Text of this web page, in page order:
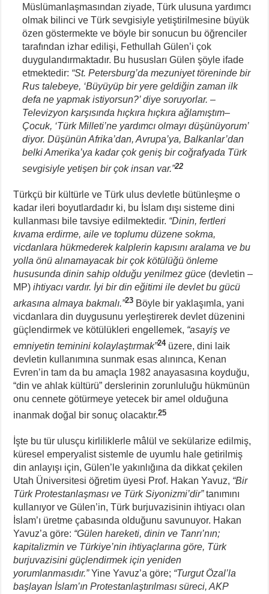
Müslümanlaşmasından ziyade, Türk ulusuna yardımcı
olmak bilinci ve Türk sevgisiyle yetiştirilmesine büyük
özen göstermekte ve böyle bir sonucun bu öğrenciler
tarafından izhar edilişi, Fethullah Gülen’i çok
duygulandırmaktadır. Bu hususları Gülen şöyle ifade
etmektedir: “St. Petersburg’da mezuniyet töreninde bir
Rus talebeye, ‘Büyüyüp bir yere geldiğin zaman ilk
defa ne yapmak istiyorsun?’ diye soruyorlar. –
Televizyon karşısında hıçkıra hıçkıra ağlamıştım–
Çocuk, ‘Türk Milleti’ne yardımcı olmayı düşünüyorum’
diyor. Düşünün Afrika’dan, Avrupa’ya, Balkanlar’dan
belki Amerika’ya kadar çok geniş bir coğrafyada Türk
sevgisiyle yetişen bir çok insan var.”22
Türkçü bir kültürle ve Türk ulus devletle bütünleşme o
kadar ileri boyutlardadır ki, bu İslam dışı sisteme dini
kullanması bile tavsiye edilmektedir. “Dinin, fertleri
kıvama erdirme, aile ve toplumu düzene sokma,
vicdanlara hükmederek kalplerin kapısını aralama ve bu
yolla önü alınamayacak bir çok kötülüğü önleme
hususunda dinin sahip olduğu yenilmez güce (devletin –
MP)ihtiyacı vardır. İyi bir din eğitimi ile devlet bu gücü
arkasına almaya bakmalı.”23 Böyle bir yaklaşımla, yani
vicdanlara din duygusunu yerleştirerek devlet düzenini
güçlendirmek ve kötülükleri engellemek, “asayiş ve
emniyetin teminini kolaylaştırmak”24üzere, dini laik
devletin kullanımına sunmak esas alınınca, Kenan
Evren’in tam da bu amaçla 1982 anayasasına koyduğu,
“din ve ahlak kültürü” derslerinin zorunluluğu hükmünün
onu cennete götürmeye yetecek bir amel olduğuna
inanmak doğal bir sonuç olacaktır.25
İşte bu tür ulusçu kirliliklerle mâlül ve sekülarize edilmiş,
küresel emperyalist sistemle de uyumlu hale getirilmiş
din anlayışı için, Gülen’le yakınlığına da dikkat çekilen
Utah Üniversitesi öğretim üyesi Prof. Hakan Yavuz, “Bir
Türk Protestanlaşması ve Türk Siyonizmi’dir”tanımını
kullanıyor ve Gülen’in, Türk burjuvazisinin ihtiyacı olan
İslam’ı üretme çabasında olduğunu savunuyor. Hakan
Yavuz’a göre: “Gülen hareketi, dinin ve Tanrı’nın;
kapitalizmin ve Türkiye’nin ihtiyaçlarına göre, Türk
burjuvazisini güçlendirmek için yeniden
yorumlanmasıdır.”Yine Yavuz’a göre; “Turgut Özal’la
başlayan İslam’ın Protestanlaştırılması süreci, AKP